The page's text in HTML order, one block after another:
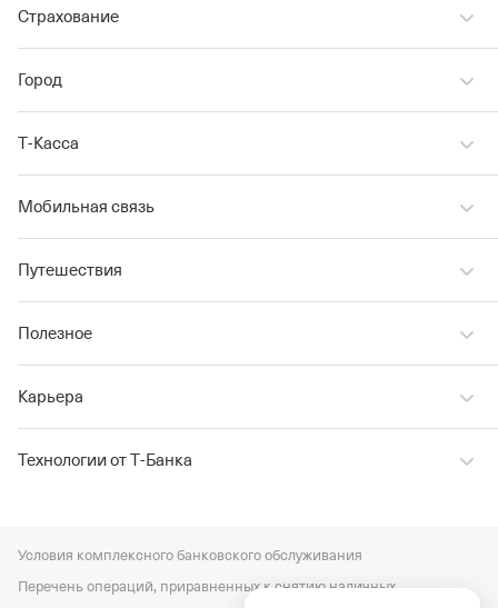
Страхование
Город
Т‑Касса
Мобильная связь
Путешествия
Полезное
Карьера
Технологии от Т‑Банка
Условия комплексного банковского обслуживания
Перечень операций, приравненных к снятию наличных